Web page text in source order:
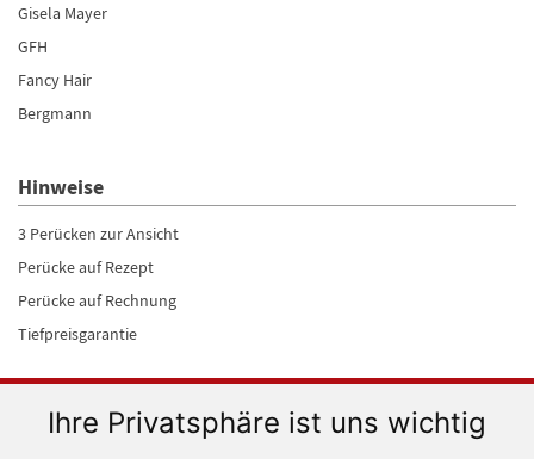
Ihre Privatsphäre ist uns wichtig
Gisela Mayer
GFH
Fancy Hair
Bergmann
Hinweise
3 Perücken zur Ansicht
Perücke auf Rezept
Perücke auf Rechnung
Tiefpreisgarantie
Versanddienstleister